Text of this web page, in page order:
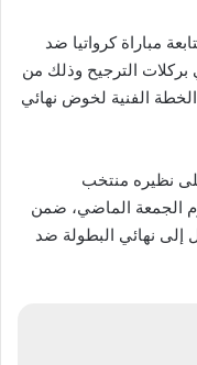
مباراة كرواتيا ضد
بركلات الترجيح وذلك من
الفنية لخوض نهائي
نظيره منتخب
الجمعة الماضي، ضمن
نهائي البطولة ضد